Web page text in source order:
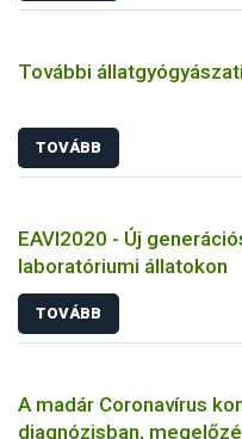
További
TOVÁBB
EAVI2020 - Új
laboratóriumi állatokon
TOVÁBB
A madár Coronavírus
diagnózisban,